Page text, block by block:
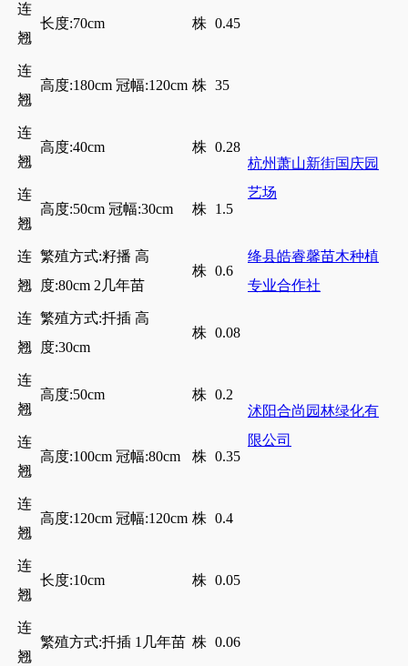
连
翘
长度:70cm 株 0.45
连
翘
高度:180cm 冠幅:120cm 株 35
连
翘
高度:40cm 株 0.28
杭州萧山新街国庆园
艺场
连
翘
高度:50cm 冠幅:30cm 株 1.5
连
翘
繁殖方式:籽播 高
度:80cm 2几年苗
株 0.6
绛县皓睿馨苗木种植
专业合作社
连
翘
繁殖方式:扦插 高
度:30cm
株 0.08
沭阳合尚园林绿化有
限公司
连
翘
高度:50cm 株 0.2
连
翘
高度:100cm 冠幅:80cm 株 0.35
连
翘
高度:120cm 冠幅:120cm 株 0.4
连
翘
长度:10cm 株 0.05
连
翘
繁殖方式:扦插 1几年苗 株 0.06